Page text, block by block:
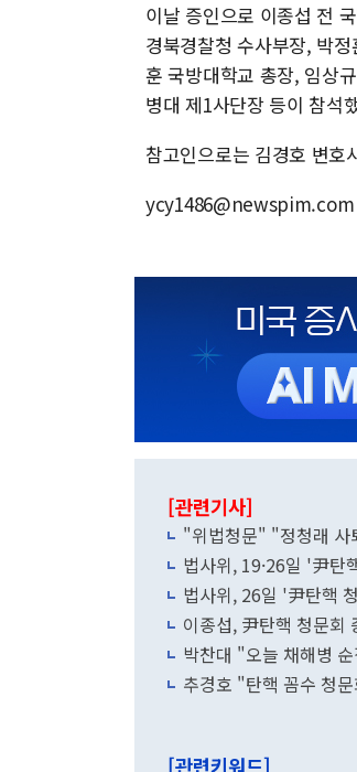
이날 증인으로 이종섭 전
경북경찰청 수사부장, 박
훈 국방대학교 총장, 임상
병대 제1사단장 등이 참석
참고인으로는 김경호 변호
ycy1486@newspim.com
[관련기사]
"위법청문" "정청래
법사위, 19·26일 '尹탄
법사위, 26일 '尹탄핵
이종섭, 尹탄핵 청문
박찬대 "오늘 채해병
추경호 "탄핵 꼼수 청
[관련키워드]